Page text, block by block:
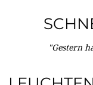
"Gestern